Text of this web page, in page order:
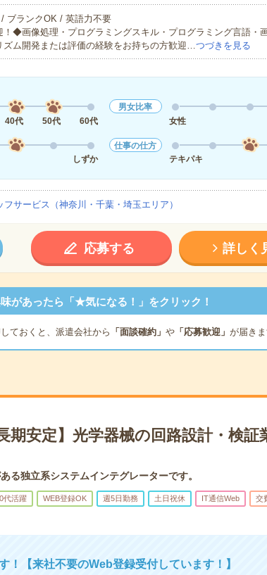
ブランクOK / 英語力不要
◆画像処理・プログラミングスキル・プログラミング言語・
ズム開発または評価の経験をお持ちの方歓迎…つづきを見る
40代 50代 60代
男女比率
女性
しずか
仕事の仕方
テキパキ
サービス（神奈川・千葉・埼玉エリア）
応募する 詳しく
があったら「★気になる！」をクリック！
ておくと、派遣会社から 「面談確約」 や「応募歓迎」 が届きま
期安定】光学器械の回路設計・検証
る独立系システムインテグレーターです。
代活躍 WEB登録OK 週5日勤務 土日祝休 IT通信Web 交
！【来社不要のWeb登録受付しています！】